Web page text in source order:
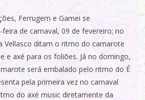
Ferrugem e Gamei se
de carnaval, 09 de fevereiro; no
Vellasco ditam o ritmo do camarote
e axé para os foliões. Já no domingo,
será embalado pelo ritmo do É
pela primeira vez no carnaval
do axé music diretamente da